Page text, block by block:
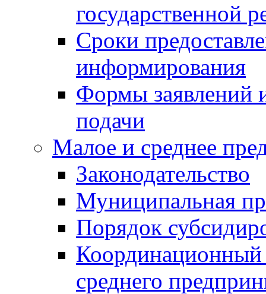
государственной
Сроки
информирования
Формы заявлений
подачи
Малое и среднее
Законодательство
Муниципальная
Порядок
Координационный
среднего